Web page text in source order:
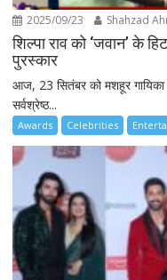
2025/09/23 Shahzad
शिल्पा राव को ‘जवान’ के
पुरस्कार
आज, 23 सितंबर को मशहूर गायिका
सर्वश्रेष्ठ...
Awards Celebrities